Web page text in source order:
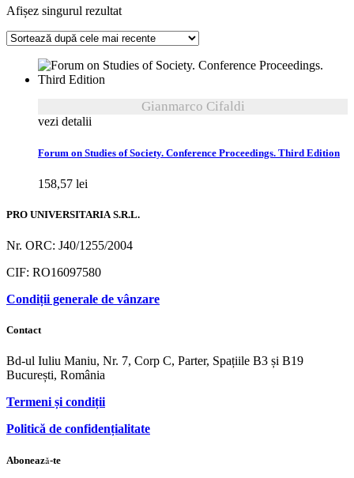
Afișez singurul rezultat
Gianmarco Cifaldi
vezi detalii
Forum on Studies of Society. Conference Proceedings. Third Edition
158,57 lei
PRO UNIVERSITARIA S.R.L.
Nr. ORC: J40/1255/2004
CIF: RO16097580
Condiții generale de vânzare
Contact
Bd-ul Iuliu Maniu, Nr. 7, Corp C, Parter, Spațiile B3 și B19
București, România
Termeni și condiții
Politică de confidențialitate
Abonează-te